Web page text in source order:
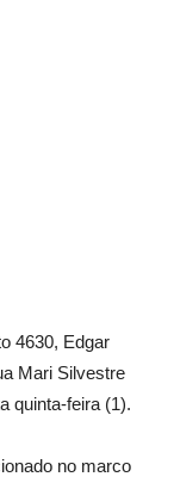
4630, Edgar
Mari Silvestre
quinta-feira (1).
no marco